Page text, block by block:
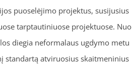
puoselėjimo projektus, susijusius
tarptautiniuose projektuose. Nuo
diegia neformalaus ugdymo metu
standartą atviruosius skaitmeninius